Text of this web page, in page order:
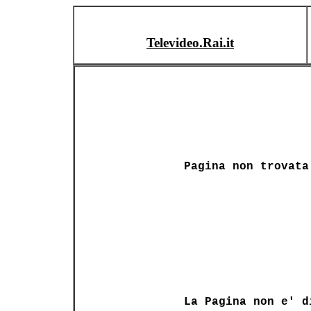
Televideo.Rai.it
Pagina non trovata
La Pagina non e'